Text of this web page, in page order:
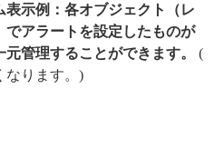
示例：各オブジェクト（レ
でアラートを設定したものが
管理することができます。 (
なります。)